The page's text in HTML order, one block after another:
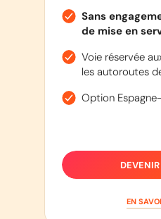
Sans
de mise en
Voie réservée
les autoroutes
Option
EN